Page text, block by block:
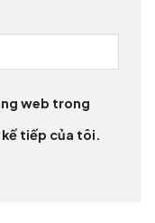
web trong
tiếp của tôi.